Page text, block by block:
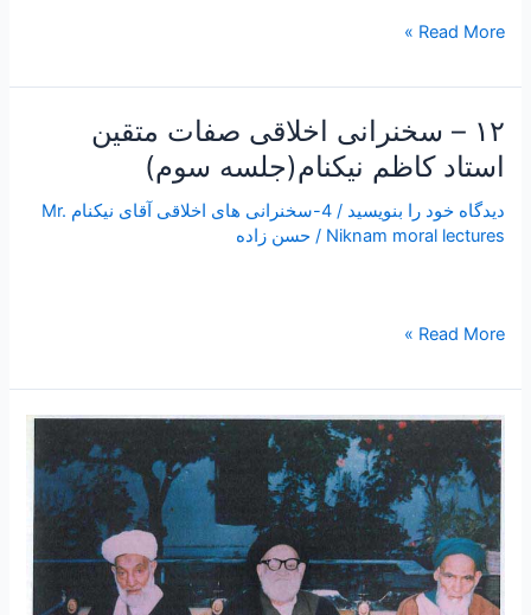
کاظم
)
Read More »
۱۲ – سخنرانی اخلاقی صفات متقین
استاد کاظم نیکنام(جلسه سوم)
دیدگاه‌ خود را بنویسید /
4-سخنرانی های اخلاقی آقای نیکنام Mr.
Niknam moral lectures
/حسن زاده
۱۲
–
سخنرانی
اخلاقی
صفات
کاظم
Read More »
۱۱
–
سخنرانی
مرحوم
حضرت
آیه
الله